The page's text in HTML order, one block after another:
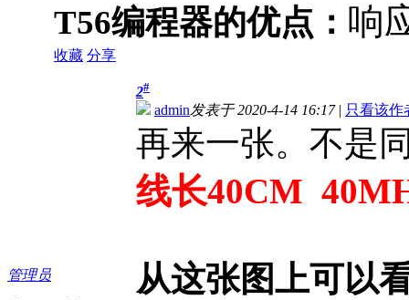
T56编程器的优点： 响
收藏 分享
管理员
2#
admin发表于 2020-4-14 16:17| 只看该作
再来一张。不是
线长40CM
从这张图上可以